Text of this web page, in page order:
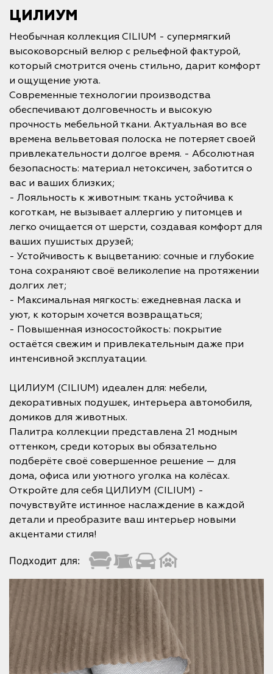
ЦИЛИУМ
Необычная коллекция CILIUM - супермягкий
высоковорсный велюр с рельефной фактурой,
который смотрится очень стильно, дарит комфорт
и ощущение уюта.
Современные технологии производства
обеспечивают долговечность и высокую
прочность мебельной ткани. Актуальная во все
времена вельветовая полоска не потеряет своей
привлекательности долгое время. - Абсолютная
безопасность: материал нетоксичен, заботится о
вас и ваших близких;
- Лояльность к животным: ткань устойчива к
коготкам, не вызывает аллергию у питомцев и
легко очищается от шерсти, создавая комфорт для
ваших пушистых друзей;
- Устойчивость к выцветанию: сочные и глубокие
тона сохраняют своё великолепие на протяжении
долгих лет;
- Максимальная мягкость: ежедневная ласка и
уют, к которым хочется возвращаться;
- Повышенная износостойкость: покрытие
остаётся свежим и привлекательным даже при
интенсивной эксплуатации.
ЦИЛИУМ (CILIUM) идеален для: мебели,
декоративных подушек, интерьера автомобиля,
домиков для животных.
Палитра коллекции представлена 21 модным
оттенком, среди которых вы обязательно
подберёте своё совершенное решение — для
дома, офиса или уютного уголка на колёсах.
Откройте для себя ЦИЛИУМ (CILIUM) -
почувствуйте истинное наслаждение в каждой
детали и преобразите ваш интерьер новыми
акцентами стиля!
Подходит для: